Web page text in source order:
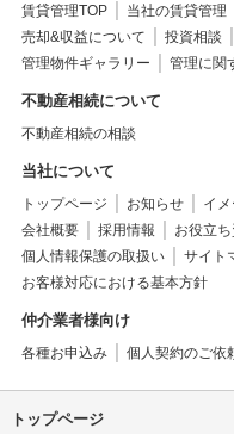
賃貸管理TOP 当社の賃貸管理
売却&収益について
投資相談
管理物件ギャラリー
管理に関
不動産相続について
不動産相続の相談
当社について
トップページ お知らせ イ
会社概要
採用情報 お役立
個人情報保護の取扱い
サイト
お客様対応における基本方針
仲介業者様向け
各種お申込み 個人契約のご依
トップページ